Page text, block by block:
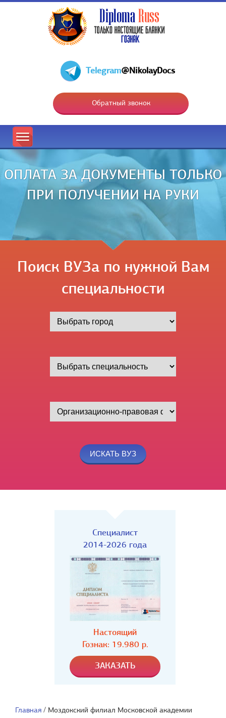
Telegram@NikolayDocs
Обратный звонок
ОПЛАТА ЗА ДОКУМЕНТЫ ТОЛЬКО
ПРИ ПОЛУЧЕНИИ НА РУКИ
Поиск ВУЗа по нужной Вам
специальности
Специалист
2014-2026 года
Настоящий
Гознак: 19.980 р.
Главная / Моздокский филиал Московской академии